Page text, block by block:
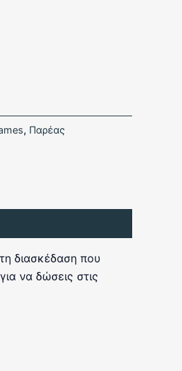
, Παρέας
διασκέδαση που
να δώσεις στις